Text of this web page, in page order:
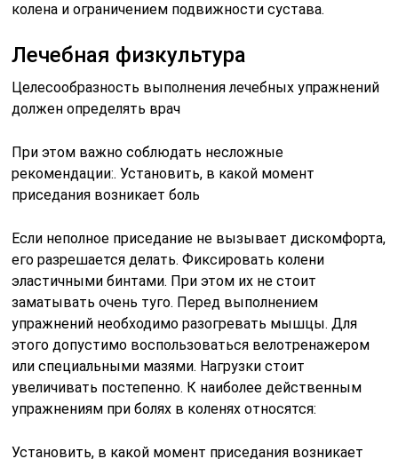
колена и ограничением подвижности сустава.
Лечебная физкультура
Целесообразность выполнения лечебных упражнений
должен определять врач
При этом важно соблюдать несложные
рекомендации:. Установить, в какой момент
приседания возникает боль
Если неполное приседание не вызывает дискомфорта,
его разрешается делать. Фиксировать колени
эластичными бинтами. При этом их не стоит
заматывать очень туго. Перед выполнением
упражнений необходимо разогревать мышцы. Для
этого допустимо воспользоваться велотренажером
или специальными мазями. Нагрузки стоит
увеличивать постепенно. К наиболее действенным
упражнениям при болях в коленях относятся:
Установить, в какой момент приседания возникает